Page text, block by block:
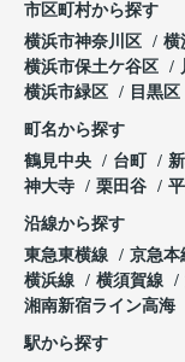
市区町村から探す
横浜市神奈川区
横
横浜市保土ケ谷区
横浜市緑区
目黒区
町名から探す
鶴見中央
台町
神大寺
栗田谷
沿線から探す
東急東横線
京急本
横浜線
横須賀線
湘南新宿ライン高海
駅から探す